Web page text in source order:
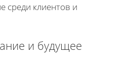
среди клиентов и
и будущее